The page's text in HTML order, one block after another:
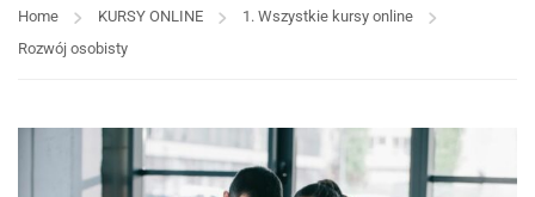
Home KURSY ONLINE
1. Wszystkie kursy online
Rozwój osobisty